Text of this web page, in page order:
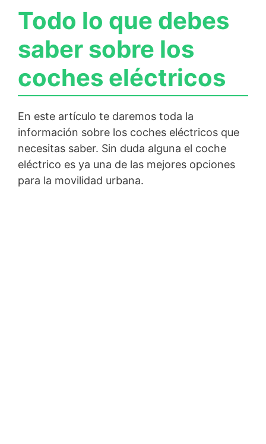
Todo lo que debes
saber sobre los
coches eléctricos
En este artículo te daremos toda la
información sobre los coches eléctricos que
necesitas saber. Sin duda alguna el coche
eléctrico es ya una de las mejores opciones
para la movilidad urbana.